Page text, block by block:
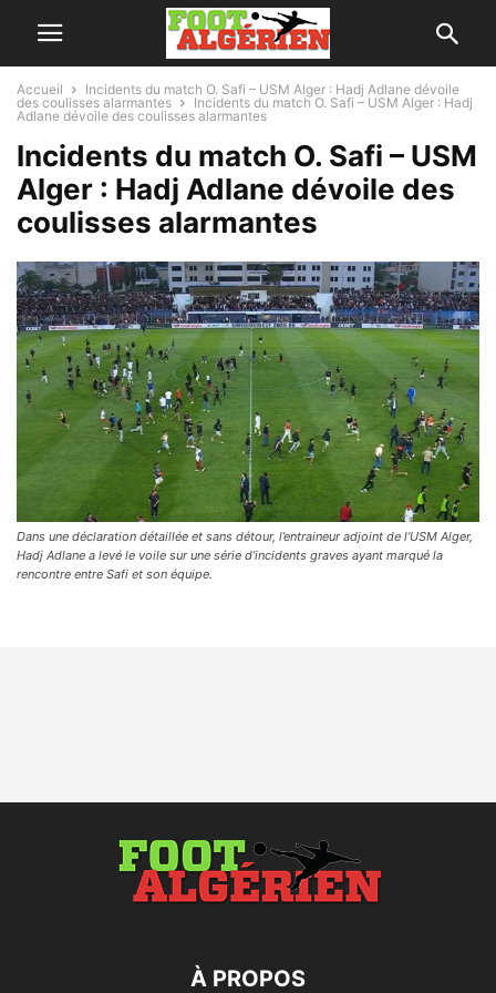
Accueil
Incidents du match O. Safi – USM Alger : Hadj Adlane dévoile
des coulisses alarmantes
Incidents du match O. Safi – USM Alger : Hadj
Adlane dévoile des coulisses alarmantes
Incidents du match O. Safi – USM
Alger : Hadj Adlane dévoile des
coulisses alarmantes
Dans une déclaration détaillée et sans détour, l’entraineur adjoint de l’USM Alger,
Hadj Adlane a levé le voile sur une série d’incidents graves ayant marqué la
rencontre entre Safi et son équipe.
À PROPOS